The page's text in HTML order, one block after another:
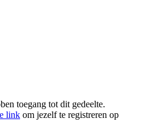
toegang tot dit gedeelte.
link om jezelf te registreren op